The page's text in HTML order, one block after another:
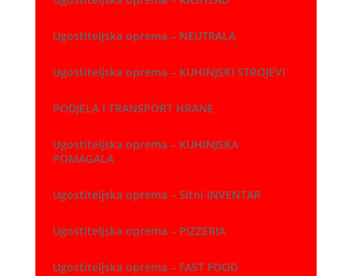
Ugostiteljska oprema – NEUTRALA
Ugostiteljska oprema – KUHINJSKI STROJEVI
PODJELA I TRANSPORT HRANE
Ugostiteljska oprema – KUHINJSKA
POMAGALA
Ugostiteljska oprema – Sitni INVENTAR
Ugostiteljska oprema – PIZZERIA
Ugostiteljska oprema – FAST FOOD